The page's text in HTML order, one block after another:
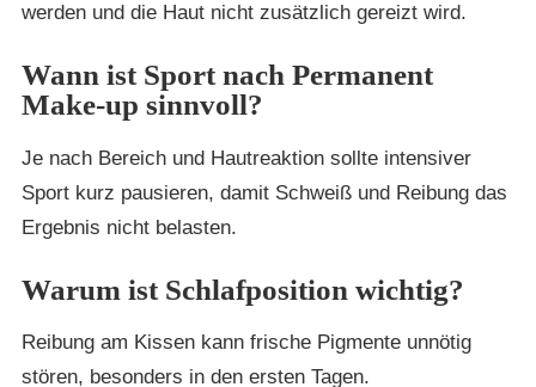
werden und die Haut nicht zusätzlich gereizt wird.
Wann ist Sport nach Permanent
Make-up sinnvoll?
Je nach Bereich und Hautreaktion sollte intensiver
Sport kurz pausieren, damit Schweiß und Reibung das
Ergebnis nicht belasten.
Warum ist Schlafposition wichtig?
Reibung am Kissen kann frische Pigmente unnötig
stören, besonders in den ersten Tagen.